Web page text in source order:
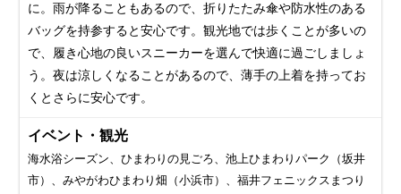
に。雨が降ることもあるので、折りたたみ傘や防水性のある
バッグを持参すると安心です。観光地では歩くことが多いの
で、履き心地の良いスニーカーを選んで快適に過ごしましょ
う。夜は涼しくなることがあるので、薄手の上着を持ってお
くとさらに安心です。
イベント・観光
海水浴シーズン、ひまわりの見ごろ、池上ひまわりパーク（坂井
市）、みやがわひまわり畑（小浜市）、福井フェニックスまつり